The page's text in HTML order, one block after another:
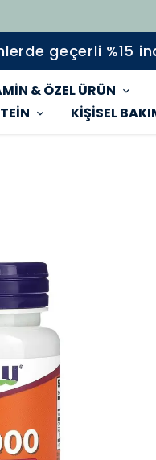
geçerli %15
& ÖZEL ÜRÜN
KİŞİSEL